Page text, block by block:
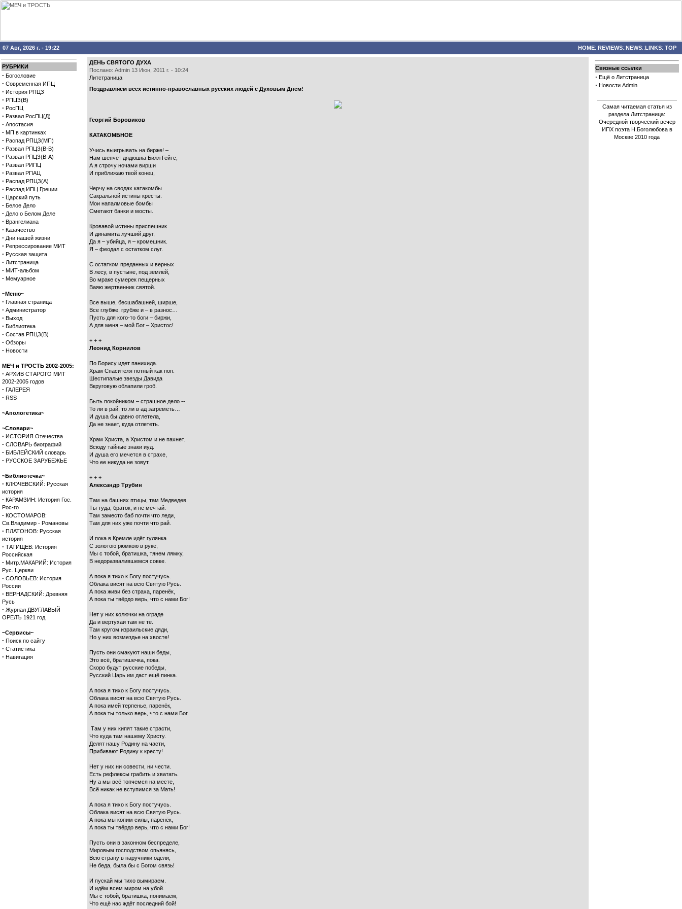
07 Авг, 2026 г. - 19:22 HOME::REVIEWS::NEWS::LINKS::TOP
РУБРИКИ
· Богословие
· Современная ИПЦ
· История РПЦЗ
· РПЦЗ(В)
· РосПЦ
· Развал РосПЦ(Д)
· Апостасия
· МП в картинках
· Распад РПЦЗ(МП)
· Развал РПЦЗ(В-В)
· Развал РПЦЗ(В-А)
· Развал РИПЦ
· Развал РПАЦ
· Распад РПЦЗ(А)
· Распад ИПЦ Греции
· Царский путь
· Белое Дело
· Дело о Белом Деле
· Врангелиана
· Казачество
· Дни нашей жизни
· Репрессирование МИТ
· Русская защита
· Литстраница
· МИТ-альбом
· Мемуарное
~Меню~
· Главная страница
· Администратор
· Выход
· Библиотека
· Состав РПЦЗ(В)
· Обзоры
· Новости
МЕЧ и ТРОСТЬ 2002-2005:
· АРХИВ СТАРОГО МИТ
2002-2005 годов
· ГАЛЕРЕЯ
· RSS
~Апологетика~
~Словари~
· ИСТОРИЯ Отечества
· СЛОВАРЬ биографий
· БИБЛЕЙСКИЙ словарь
· РУССКОЕ ЗАРУБЕЖЬЕ
~Библиотечка~
· КЛЮЧЕВСКИЙ: Русская
история
· КАРАМЗИН: История Гос.
Рос-го
· КОСТОМАРОВ:
Св.Владимир - Романовы
· ПЛАТОНОВ: Русская
история
· ТАТИЩЕВ: История
Российская
· Митр.МАКАРИЙ: История
Рус. Церкви
· СОЛОВЬЕВ: История
России
· ВЕРНАДСКИЙ: Древняя
Русь
· Журнал ДВУГЛАВЫЙ
ОРЕЛЪ 1921 год
~Сервисы~
· Поиск по сайту
· Статистика
· Навигация
ДЕНЬ СВЯТОГО ДУХА
Послано: Admin 13 Июн, 2011 г. - 10:24
Литстраница
Поздравляем всех истинно-православных русских людей с Духовым Днем!
Георгий Боровиков
КАТАКОМБНОЕ
Учись выигрывать на бирже! –
Нам шепчет дядюшка Билл Гейтс,
А я строчу ночами вирши
И приближаю твой конец,
Черчу на сводах катакомбы
Сакральной истины кресты.
Мои напалмовые бомбы
Сметают банки и мосты.
Кровавой истины приспешник
И динамита лучший друг,
Да я – убийца, я – кромешник.
Я – феодал с остатком слуг.
С остатком преданных и верных
В лесу, в пустыне, под землей,
Во мраке сумерек пещерных
Ваяю жертвенник святой.
Все выше, бесшабашней, ширше,
Все глубже, грубже и – в разнос…
Пусть для кого-то боги – биржи,
А для меня – мой Бог – Христос!
+ + +
Леонид Корнилов
По Борису идет панихида.
Храм Спасителя потный как поп.
Шестипалые звезды Давида
Вкруговую облапили гроб.
Быть покойником – страшное дело --
То ли в рай, то ли в ад загреметь…
И душа бы давно отлетела,
Да не знает, куда отлететь.
Храм Христа, а Христом и не пахнет.
Всюду тайные знаки иуд.
И душа его мечется в страхе,
Что ее никуда не зовут.
+ + +
Александр Трубин
Там на башнях птицы, там Медведев.
Ты туда, браток, и не мечтай.
Там заместо баб почти что леди,
Там для них уже почти что рай.
И пока в Кремле идёт гулянка
С золотою рюмкою в руке,
Мы с тобой, братишка, тянем лямку,
В недоразвалившемся совке.
А пока я тихо к Богу постучусь.
Облака висят на всю Святую Русь.
А пока живи без страха, паренёк,
А пока ты твёрдо верь, что с нами Бог!
Нет у них колючки на ограде
Да и вертухаи там не те.
Там кругом израильские дяди,
Но у них возмездье на хвосте!
Пусть они смакуют наши беды,
Это всё, братишечка, пока.
Скоро будут русские победы,
Русский Царь им даст ещё пинка.
А пока я тихо к Богу постучусь.
Облака висят на всю Святую Русь.
А пока имей терпенье, паренёк,
А пока ты только верь, что с нами Бог.
Там у них кипят такие страсти,
Что куда там нашему Христу.
Делят нашу Родину на части,
Прибивают Родину к кресту!
Нет у них ни совести, ни чести.
Есть рефлексы грабить и хватать.
Ну а мы всё топчемся на месте,
Всё никак не вступимся за Мать!
А пока я тихо к Богу постучусь.
Облака висят на всю Святую Русь.
А пока мы копим силы, паренёк,
А пока ты твёрдо верь, что с нами Бог!
Пусть они в законном беспределе,
Мировым господством опьянясь,
Всю страну в наручники одели,
Не беда, была бы с Богом связь!
И пускай мы тихо вымираем.
И идём всем миром на убой.
Мы с тобой, братишка, понимаем,
Что ещё нас ждёт последний бой!
Связные ссылки
· Ещё о Литстраница
· Новости Admin
Самая читаемая статья из
раздела Литстраница:
Очередной творческий вечер
ИПХ поэта Н.Боголюбова в
Москве 2010 года